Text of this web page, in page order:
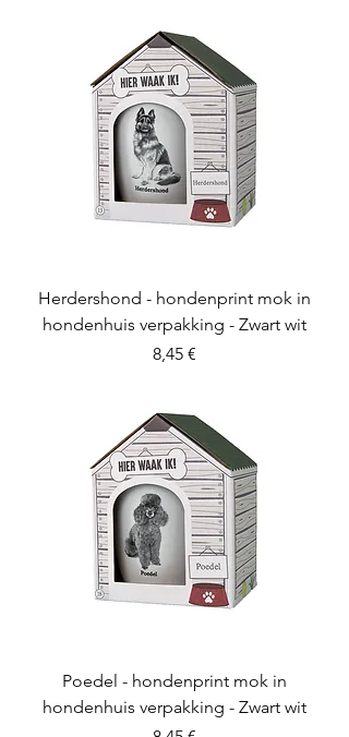
Herdershond - hondenprint mok in
hondenhuis verpakking - Zwart wit
Preis
8,45 €
Poedel - hondenprint mok in
hondenhuis verpakking - Zwart wit